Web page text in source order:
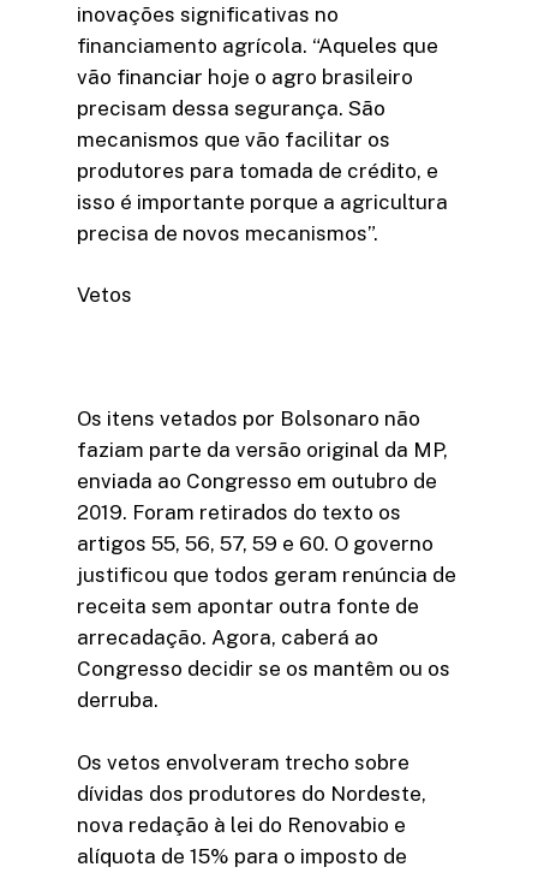
inovações significativas no
financiamento agrícola. “Aqueles que
vão financiar hoje o agro brasileiro
precisam dessa segurança. São
mecanismos que vão facilitar os
produtores para tomada de crédito, e
isso é importante porque a agricultura
precisa de novos mecanismos”.
Vetos
Os itens vetados por Bolsonaro não
faziam parte da versão original da MP,
enviada ao Congresso em outubro de
2019. Foram retirados do texto os
artigos 55, 56, 57, 59 e 60. O governo
justificou que todos geram renúncia de
receita sem apontar outra fonte de
arrecadação. Agora, caberá ao
Congresso decidir se os mantêm ou os
derruba.
Os vetos envolveram trecho sobre
dívidas dos produtores do Nordeste,
nova redação à lei do Renovabio e
alíquota de 15% para o imposto de